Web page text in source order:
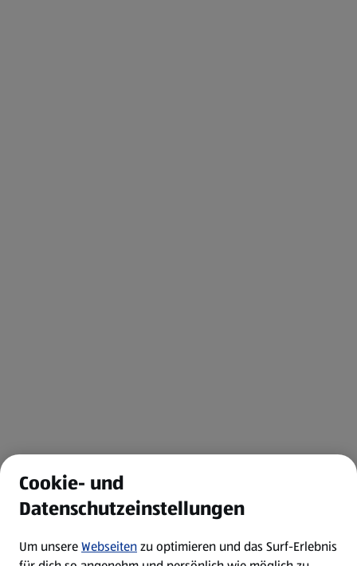
Cookie- und
Datenschutzeinstellungen
Um unsereWebseitenzu optimieren und das Surf-Erlebnis